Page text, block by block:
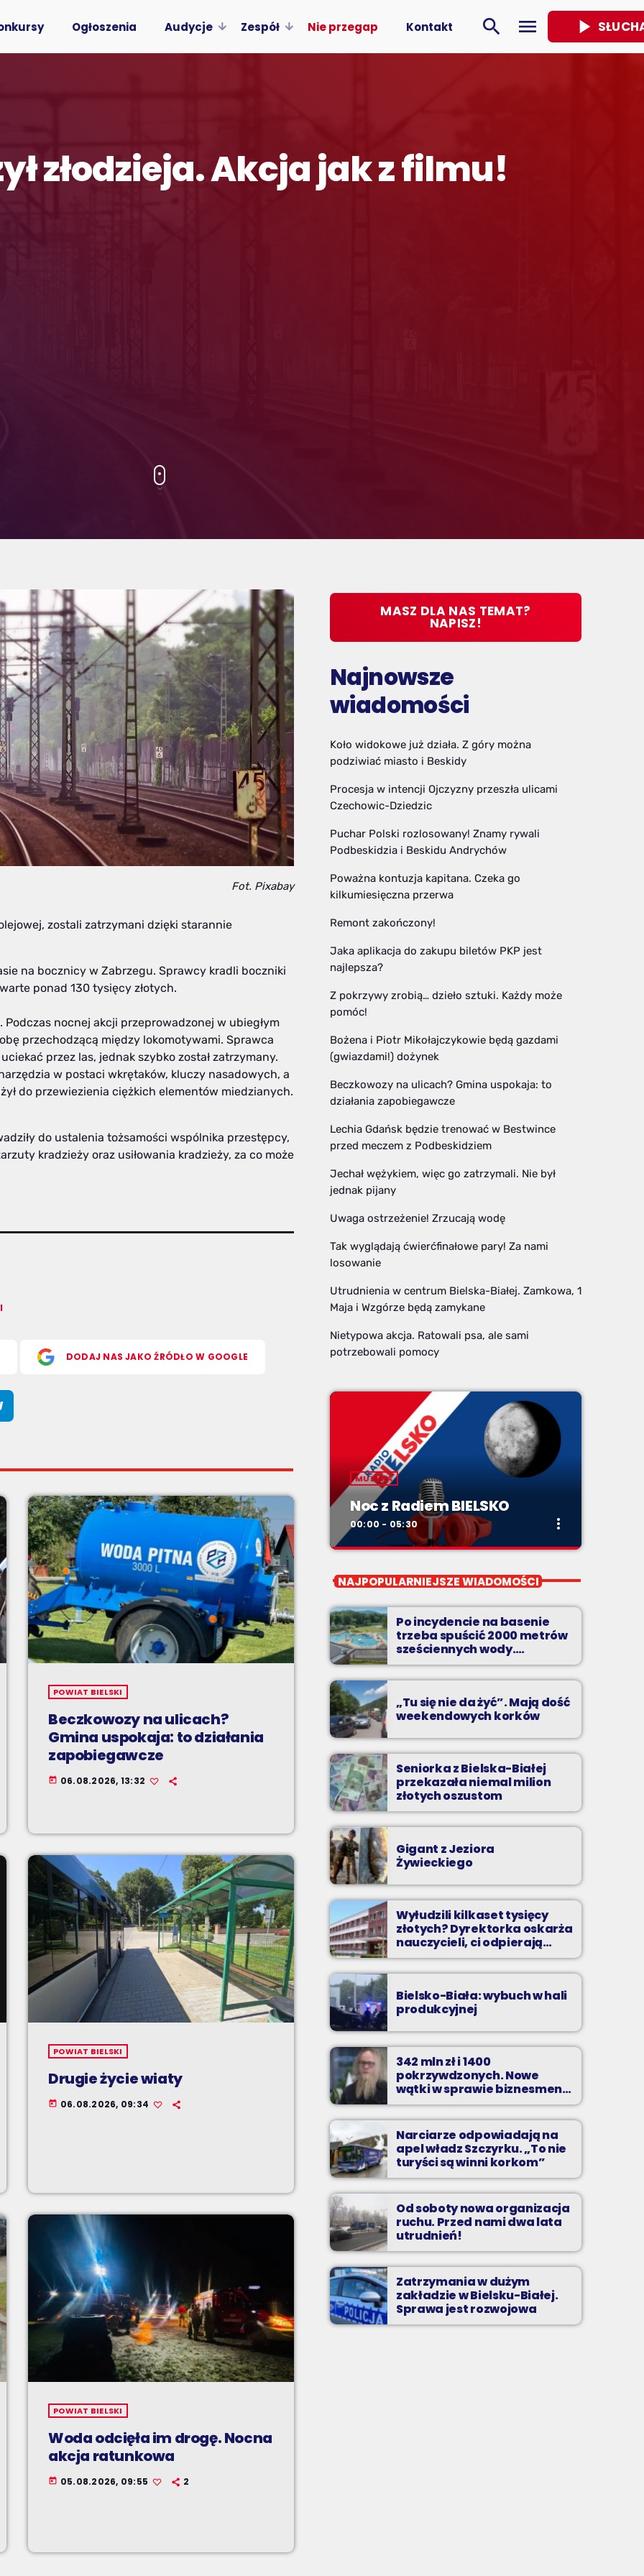
Ogłoszenia Audycje Zespół Nie przegap Kontakt search menu play_arrow
złodzieja. Akcja jak z filmu!
Fot. Pixabay
zostali zatrzymani dzięki starannie
na bocznicy w Zabrzegu. Sprawcy kradli boczniki
ponad 130 tysięcy złotych.
Podczas nocnej akcji przeprowadzonej w ubiegłym
przechodzącą między lokomotywami. Sprawca
przez las, jednak szybko został zatrzymany.
w postaci wkrętaków, kluczy nasadowych, a
do przewiezienia ciężkich elementów miedzianych.
do ustalenia tożsamości wspólnika przestępcy,
kradzieży oraz usiłowania kradzieży, za co może
DODAJ NAS JAKO ŹRÓDŁO W GOOGLE
POWIAT BIELSKI
Beczkowozy na ulicach?
Gmina uspokaja: to działania
zapobiegawcze
today 06.08.2026, 13:32
POWIAT BIELSKI
Drugie życie wiaty
today 06.08.2026, 09:34
POWIAT BIELSKI
Woda odcięła im drogę. Nocna
akcja ratunkowa
today 05.08.2026, 09:55 2
MASZ DLA NAS TEMAT?
NAPISZ!
Najnowsze
wiadomości
Koło widokowe już działa. Z góry można
podziwiać miasto i Beskidy
Procesja w intencji Ojczyzny przeszła ulicami
Czechowic-Dziedzic
Puchar Polski rozlosowany! Znamy rywali
Podbeskidzia i Beskidu Andrychów
Poważna kontuzja kapitana. Czeka go
kilkumiesięczna przerwa
Remont zakończony!
Jaka aplikacja do zakupu biletów PKP jest
najlepsza?
Z pokrzywy zrobią… dzieło sztuki. Każdy może
pomóc!
Bożena i Piotr Mikołajczykowie będą gazdami
(gwiazdami!) dożynek
Beczkowozy na ulicach? Gmina uspokaja: to
działania zapobiegawcze
Lechia Gdańsk będzie trenować w Bestwince
przed meczem z Podbeskidziem
Jechał wężykiem, więc go zatrzymali. Nie był
jednak pijany
Uwaga ostrzeżenie! Zrzucają wodę
Tak wyglądają ćwierćfinałowe pary! Za nami
losowanie
Utrudnienia w centrum Bielska-Białej. Zamkowa, 1
Maja i Wzgórze będą zamykane
Nietypowa akcja. Ratowali psa, ale sami
potrzebowali pomocy
MUZYKA
Noc z Radiem BIELSKO
00:00 - 05:30 more_vert
Noc z Radiem BIELSKO
to właśnie nocą można "upolować" na naszej
antenie prawdziwe muzyczne perełki.
NAJPOPULARNIEJSZE WIADOMOŚCI
Po incydencie na basenie
trzeba spuścić 2000 metrów
sześciennych wody.
„Ogromne koszty i ogromna
praca”
„Tu się nie da żyć”. Mają dość
weekendowych korków
Seniorka z Bielska-Białej
przekazała niemal milion
złotych oszustom
Gigant z Jeziora
Żywieckiego
Wyłudzili kilkaset tysięcy
złotych? Dyrektorka oskarża
nauczycieli, ci odpierają
zarzuty
Bielsko-Biała: wybuch w hali
produkcyjnej
342 mln zł i 1400
pokrzywdzonych. Nowe
wątki w sprawie biznesmena
z Bielska-Białej
Narciarze odpowiadają na
apel władz Szczyrku. „To nie
turyści są winni korkom”
Od soboty nowa organizacja
ruchu. Przed nami dwa lata
utrudnień!
Zatrzymania w dużym
zakładzie w Bielsku-Białej.
Sprawa jest rozwojowa